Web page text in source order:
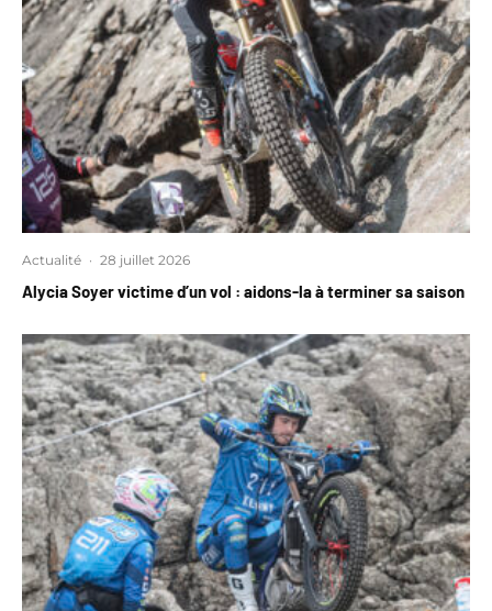
Actualité · 28 juillet 2026
Alycia Soyer victime d’un vol : aidons-la à terminer sa saison